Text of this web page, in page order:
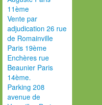
11ème
Vente par
adjudication 26 rue
de Romainville
Paris 19ème
Enchères rue
Beaunier Paris
14ème.
Parking 208
avenue de